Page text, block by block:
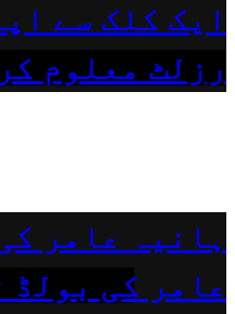
ایک کلک سے
رزلٹ معلوم
ہانیہ عامر
عامر کی بولڈ